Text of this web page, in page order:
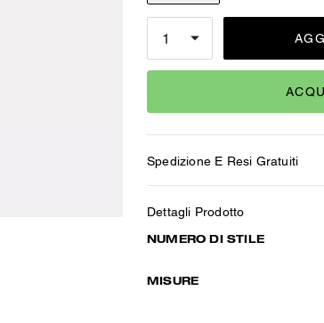
Spedizione E Resi Gratuiti
Dettagli Prodotto
NUMERO DI STILE
MISURE